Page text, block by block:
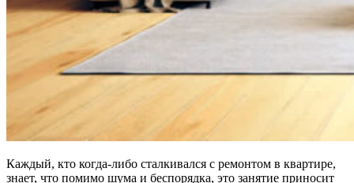
Каждый, кто когда-либо сталкивался с ремонтом в квартире,
знает, что помимо шума и беспорядка, это занятие приносит